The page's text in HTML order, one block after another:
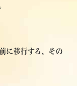
に移行する、その